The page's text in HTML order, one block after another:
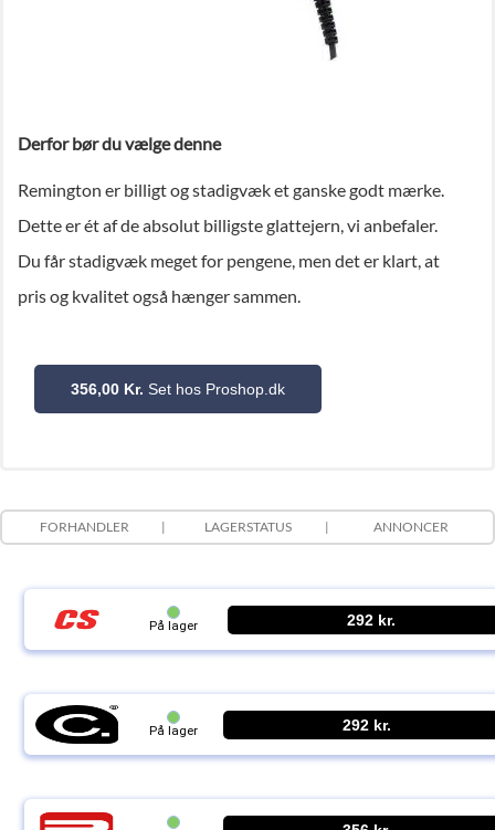
Derfor bør du vælge denne
Remington er billigt og stadigvæk et ganske godt mærke.
Dette er ét af de absolut billigste glattejern, vi anbefaler.
Du får stadigvæk meget for pengene, men det er klart, at
pris og kvalitet også hænger sammen.
356,00 Kr. Set hos Proshop.dk
FORHANDLER LAGERSTATUS ANNONCER
På lager 292 kr.
På lager 292 kr.